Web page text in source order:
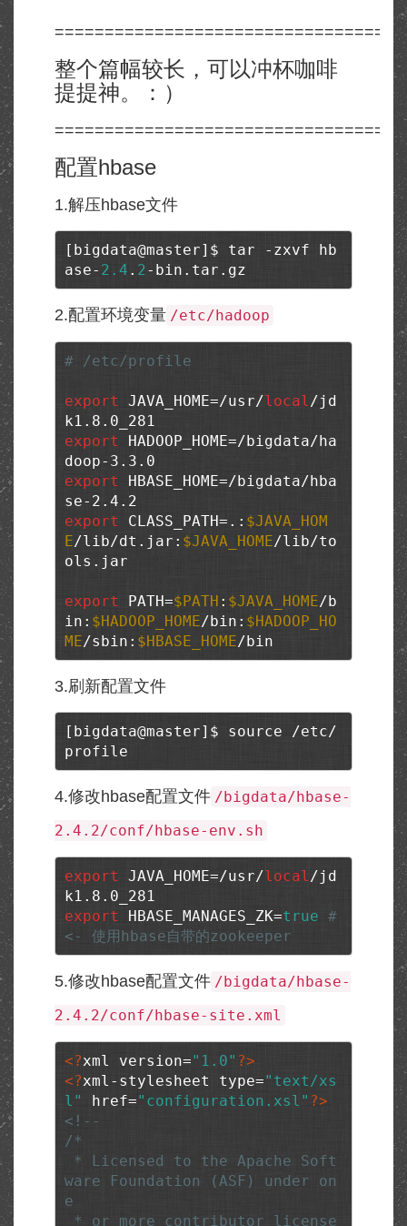
整个篇幅较长，可以冲杯咖啡
提提神。：）
配置hbase
1.解压hbase文件
[bigdata@master]$ tar -zxvf hb
ase- 2.4 . 2-bin.tar.gz
2.配置环境变量 /etc/hadoop
# /etc/profile
export JAVA_HOME=/usr/local /jd
export HADOOP_HOME=/bigdata/ha
export HBASE_HOME=/bigdata/hba
export CLASS_PATH=.: $JAVA_HOM
E/lib/dt.jar: $JAVA_HOME/lib/to
ols.jar
export PATH=$PATH : $JAVA_HOME/b
in: $HADOOP_HOME/bin: $HADOOP_HO
ME/sbin: $HBASE_HOME/bin
3.刷新配置文件
[bigdata@master]$ source /etc/
profile
4.修改hbase配置文件 /bigdata/hbase-
2.4.2/conf/hbase-env.sh
export JAVA_HOME=/usr/local /jd
export HBASE_MANAGES_ZK=true #
<- 使用hbase自带的zookeeper
5.修改hbase配置文件 /bigdata/hbase-
2.4.2/conf/hbase-site.xml
<?xml version="1.0" ?>
<?xml-stylesheet type="text/xs
l"
href="configuration.xsl" ?>
<!--
/*
ware Foundation (ASF) under on
e